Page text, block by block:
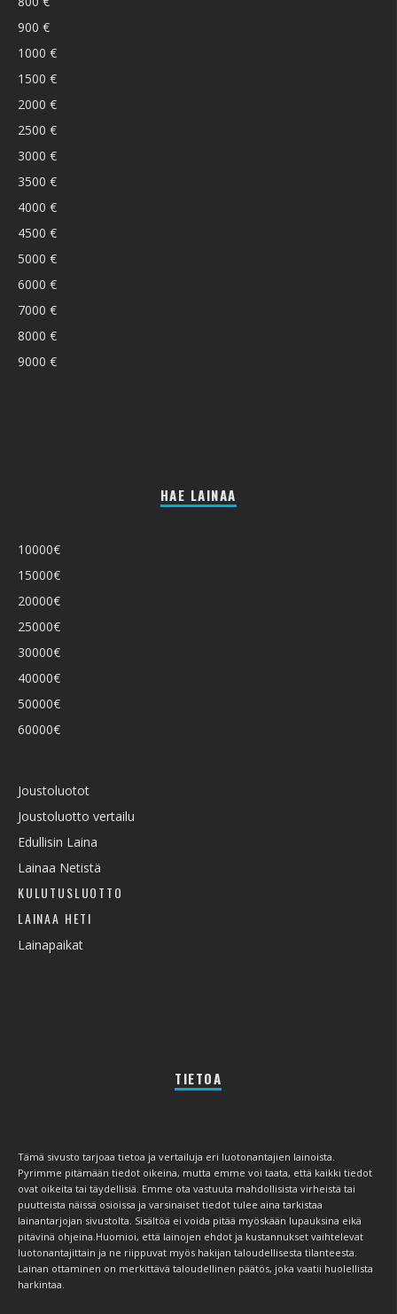
900 €
1000 €
1500 €
2000 €
2500 €
3000 €
3500 €
4000 €
4500 €
5000 €
6000 €
7000 €
8000 €
9000 €
HAE LAINAA
10000€
15000€
20000€
25000€
30000€
40000€
50000€
60000€
Joustoluotot
Joustoluotto vertailu
Edullisin Laina
Lainaa Netistä
KULUTUSLUOTTO
LAINAA HETI
Lainapaikat
TIETOA
Tämä sivusto tarjoaa tietoa ja vertailuja eri luotonantajien lainoista.
Pyrimme pitämään tiedot oikeina, mutta emme voi taata, että kaikki tiedot
ovat oikeita tai täydellisiä. Emme ota vastuuta mahdollisista virheistä tai
puutteista näissä osioissa ja varsinaiset tiedot tulee aina tarkistaa
lainantarjojan sivustolta. Sisältöä ei voida pitää myöskään lupauksina eikä
pitävinä ohjeina.Huomioi, että lainojen ehdot ja kustannukset vaihtelevat
luotonantajittain ja ne riippuvat myös hakijan taloudellisesta tilanteesta.
Lainan ottaminen on merkittävä taloudellinen päätös, joka vaatii huolellista
harkintaa.